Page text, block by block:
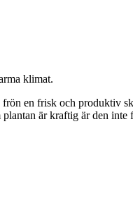
klimat.
frön en frisk och produktiv
är kraftig är den